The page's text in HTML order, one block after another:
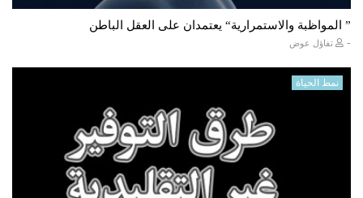
” المواظبة والاستمرارية“ يعتمدان على العقل الباطن
- تفاؤل عوض
نمط الحياة